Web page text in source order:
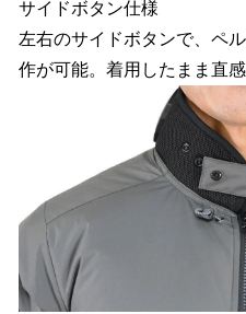
サイドボタン仕様
左右のサイドボタンで、ペ
作が可能。着用したまま直